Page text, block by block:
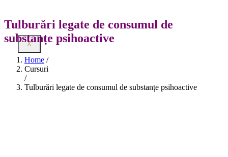
X
Tulburări legate de consumul de
substanțe psihoactive
Home /
Cursuri
/
Tulburări legate de consumul de substanțe psihoactive